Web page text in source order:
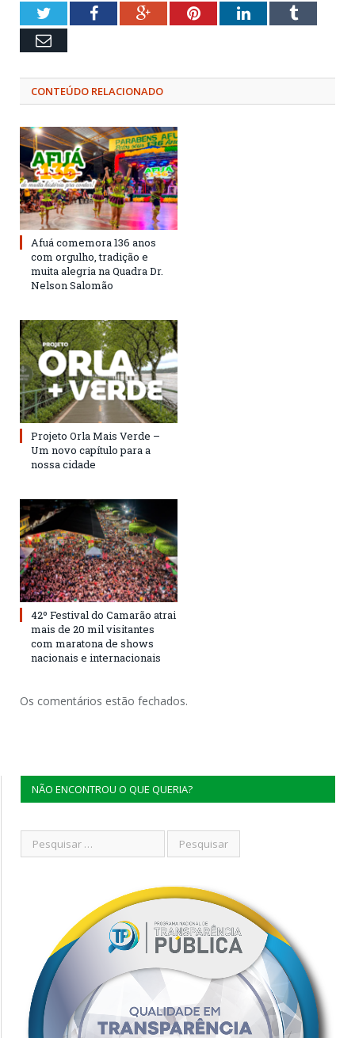
TwitterFacebookGoogle+PinterestLinkedInTumblr
Email
CONTEÚDO RELACIONADO
Afuá comemora 136 anos
com orgulho, tradição e
muita alegria na Quadra Dr.
Nelson Salomão
Projeto Orla Mais Verde –
Um novo capítulo para a
nossa cidade
42º Festival do Camarão atrai
mais de 20 mil visitantes
com maratona de shows
nacionais e internacionais
Os comentários estão fechados.
NÃO ENCONTROU O QUE QUERIA?